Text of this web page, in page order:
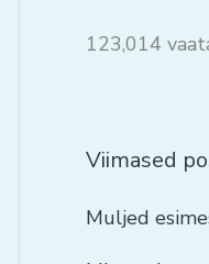
123,014
Viimased
Muljed